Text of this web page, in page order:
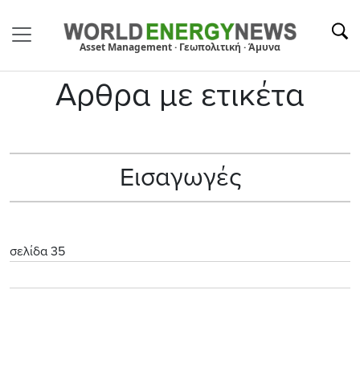
Asset Management · Γεωπολιτική · Άμυνα
Αρθρα με ετικέτα
Εισαγωγές
σελίδα 35